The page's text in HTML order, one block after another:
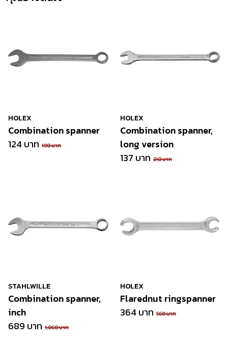
HOLEX
Combination spanner
124 บาท 190 บาท
HOLEX
Combination spanner,
long version
137 บาท 210 บาท
STAHLWILLE
Combination spanner,
inch
689 บาท 1,060 บาท
HOLEX
Flarednut ringspanner
364 บาท 560 บาท